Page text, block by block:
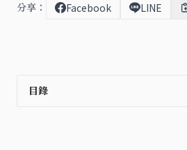
分享： Facebook LINE
目錄